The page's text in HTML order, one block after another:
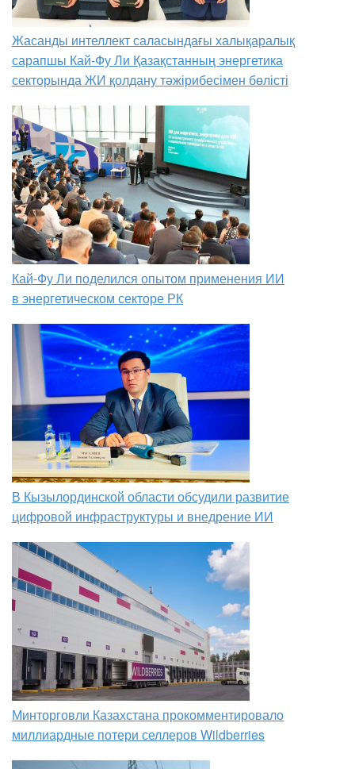
Жасанды интеллект саласындағы халықаралық
сарапшы Кай-Фу Ли Қазақстанның энергетика
секторында ЖИ қолдану тәжірибесімен бөлісті
Кай-Фу Ли поделился опытом применения ИИ
в энергетическом секторе РК
В Кызылординской области обсудили развитие
цифровой инфраструктуры и внедрение ИИ
Минторговли Казахстана прокомментировало
миллиардные потери селлеров Wildberries